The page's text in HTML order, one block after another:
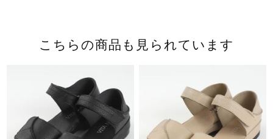
こちらの商品も見られています